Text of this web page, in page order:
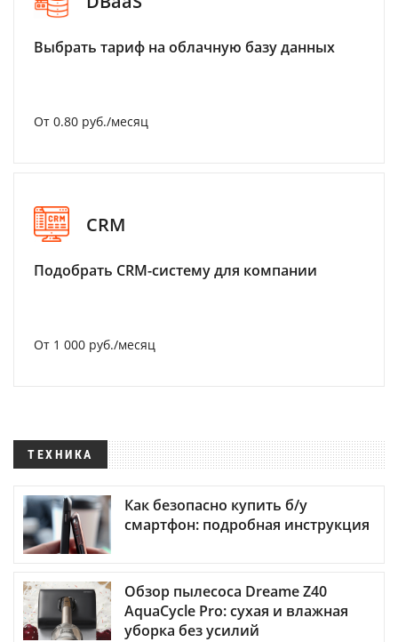
Выбрать тариф на облачную базу данных
От 0.80 руб./месяц
CRM
Подобрать CRM-систему для компании
От 1 000 руб./месяц
ТЕХНИКА
Как безопасно купить б/у
смартфон: подробная инструкция
Обзор пылесоса Dreame Z40
AquaCycle Pro: сухая и влажная
уборка без усилий